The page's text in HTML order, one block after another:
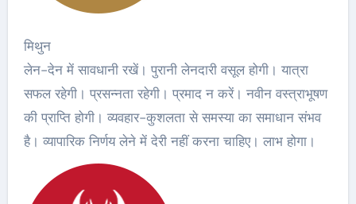
मिथुन
लेन-देन में सावधानी रखें। पुरानी लेनदारी वसूल होगी। यात्रा
सफल रहेगी। प्रसन्नता रहेगी। प्रमाद न करें। नवीन वस्त्राभूषण
की प्राप्ति होगी। व्यवहार-कुशलता से समस्या का समाधान संभव
है। व्यापारिक निर्णय लेने में देरी नहीं करना चाहिए। लाभ होगा।